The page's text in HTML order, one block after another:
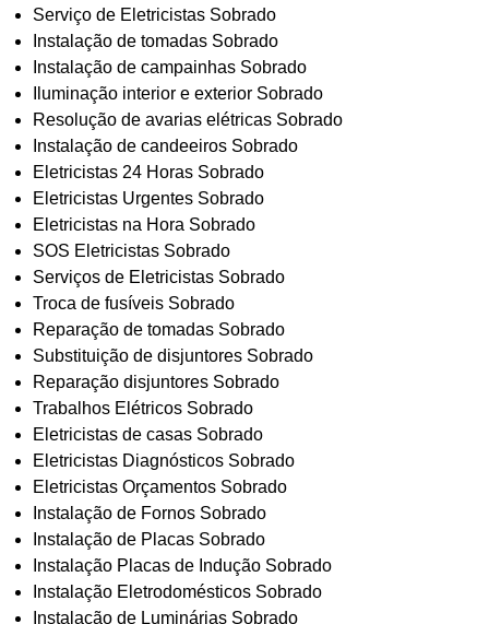
Serviço de Eletricistas Sobrado
Instalação de tomadas Sobrado
Instalação de campainhas Sobrado
Iluminação interior e exterior Sobrado
Resolução de avarias elétricas Sobrado
Instalação de candeeiros Sobrado
Eletricistas 24 Horas Sobrado
Eletricistas Urgentes Sobrado
Eletricistas na Hora Sobrado
SOS Eletricistas Sobrado
Serviços de Eletricistas Sobrado
Troca de fusíveis Sobrado
Reparação de tomadas Sobrado
Substituição de disjuntores Sobrado
Reparação disjuntores Sobrado
Trabalhos Elétricos Sobrado
Eletricistas de casas Sobrado
Eletricistas Diagnósticos Sobrado
Eletricistas Orçamentos Sobrado
Instalação de Fornos Sobrado
Instalação de Placas Sobrado
Instalação Placas de Indução Sobrado
Instalação Eletrodomésticos Sobrado
Instalação de Luminárias Sobrado